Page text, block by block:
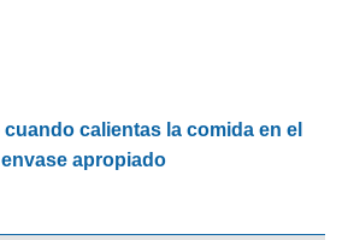
cuando calientas la comida en el
apropiado